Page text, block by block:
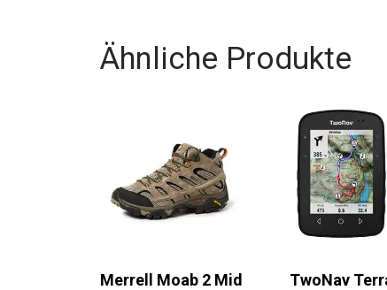
Ähnliche Produkte
Merrell Moab 2 Mid
TwoNav